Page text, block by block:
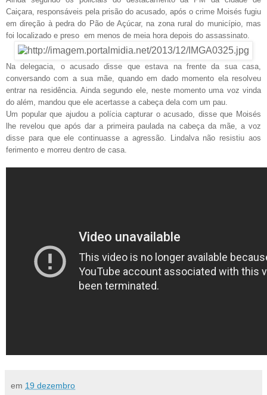
Caiçara, responsáveis pela prisão do acusado, após o crime Moisés fugiu
em direção à pedra do Pão de Açúcar, na zona rural do município, mas
foi localizado e preso em menos de meia hora depois do assassinato.
Na delegacia, o acusado disse que estava na frente da sua casa,
conversando com a sua mãe, quando em dado momento ela resolveu
entrar na residência. Ainda segundo ele, neste momento uma voz vinda
do além, mandou que ele acertasse a cabeça dela com um pau.
Um popular que ajudou a polícia capturar o acusado, disse que Moisés
lhe revelou que após dar a primeira paulada na cabeça da mãe, a voz
disse para que ele continuasse a agressão. Lindalva não resistiu aos
ferimento e morreu dentro de casa.
em 19 dezembro